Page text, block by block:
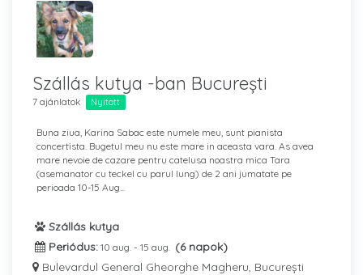
Szállás kutya -ban București
7 ajánlatok Nyitott
Buna ziua, Karina Sabac este numele meu, sunt pianista
concertista. Bugetul meu nu este mare in aceasta vara. As avea
mare nevoie de cazare pentru catelusa noastra mica Tara
(asemanator cu teckel cu parul lung) de 2 ani jumatate pe
perioada 10-15 Aug...
Szállás kutya
Periódus: 10 aug. - 15 aug. (6 napok)
Bulevardul General Gheorghe Magheru, București